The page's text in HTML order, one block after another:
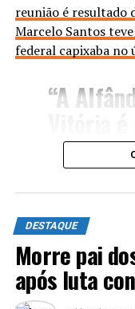
reunião é resultado
Marcelo Santos
federal capixaba no
“A
em
e a
médio
Além
DESTAQUE
Morre pai
após luta